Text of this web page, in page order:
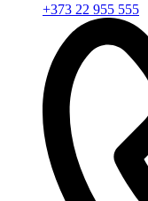
+373 22 955 555